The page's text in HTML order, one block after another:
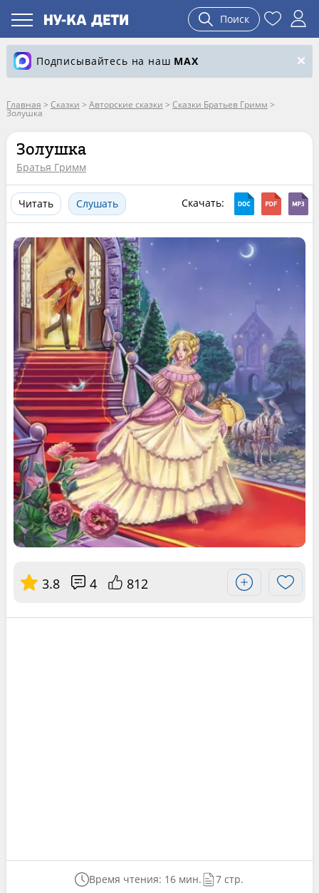
Поиск
Подписывайтесь на наш MAX
Главная > Сказки > Авторские сказки > Сказки Братьев Гримм >
Золушка
Золушка
Братья Гримм
Читать Слушать Скачать:
3.8 4 812
Время чтения: 16 мин. 7 стр.